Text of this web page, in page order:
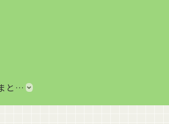
教養・雑学 記事まとめ｜音楽、科学、社会の豆知識をわかりやすく解説